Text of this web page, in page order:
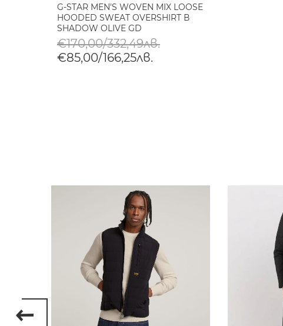
G-STAR MEN'S WOVEN MIX LOOSE
HOODED SWEAT OVERSHIRT В
SHADOW OLIVE GD
€170,00/332,49лв.
€85,00/166,25лв.